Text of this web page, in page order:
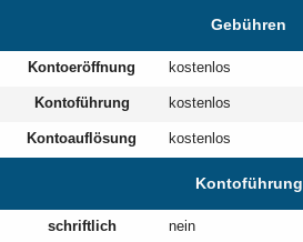
Gebühren
Kontoeröffnung kostenlos
Kontoführung kostenlos
Kontoauflösung kostenlos
Kontoführung
schriftlich nein